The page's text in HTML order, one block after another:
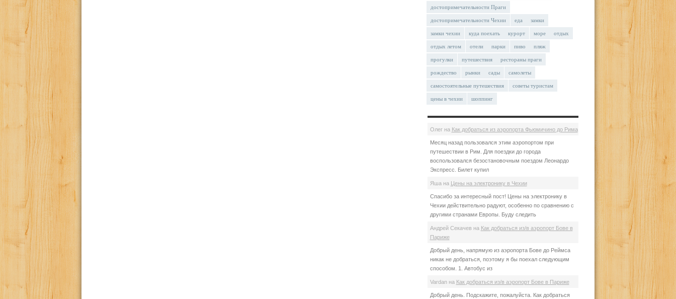
достопримечательности Праги
достопримечательности Чехии еда замки
замки чехии куда поехать курорт море отдых
отдых летом отели парки пиво пляж
прогулки путешествия рестораны праги
рождество рынки сады самолеты
самостоятельные путешествия советы туристам
цены в чехии шоппинг
Олегна Как добраться из аэропорта Фьюмичино до Рима
Месяц назад пользовался этим аэропортом при
путешествии в Рим. Для поездки до города
воспользовался безостановочным поездом Леонардо
Экспресс. Билет купил
Яша на Цены на электронику в Чехии
Спасибо за интересный пост! Цены на электронику в
Чехии действительно радуют, особенно по сравнению с
другими странами Европы. Буду следить
Андрей Секачев на Как добраться из/в аэропорт Бове в
Париже
Добрый день, напрямую из аэропорта Бове до Реймса
никак не добраться, поэтому я бы поехал следующим
способом. 1. Автобус из
Vardanна Как добраться из/в аэропорт Бове в Париже
Добрый день. Подскажите, пожалуйста. Как добраться